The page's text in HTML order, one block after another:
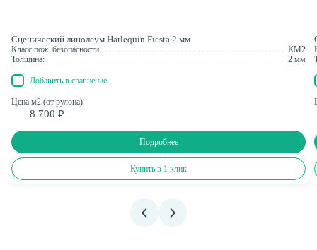
Сценический линолеум Harlequin Fiesta 2 мм
Класс пож. безопасности:
КМ2
Толщина:
2 мм
Добавить в сравнение
Цена м2 (от рулона)
8 700 ₽
Подробнее
Купить в 1 клик